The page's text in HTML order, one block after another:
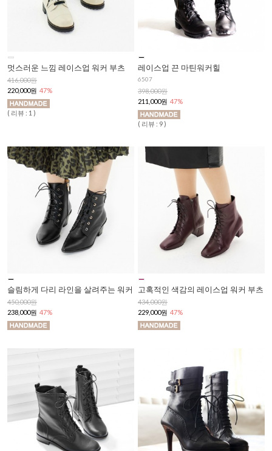
멋스러운 느낌 레이스업 워커 부츠
416,000원
220,000원 47%
( 리뷰 : 1 )
레이스업 끈 마틴워커힐
6507
398,000원
211,000원 47%
( 리뷰 : 9 )
슬림하게 다리 라인을 살려주는 워커
450,000원
238,000원 47%
고혹적인 색감의 레이스업 워커 부츠
434,000원
229,000원 47%